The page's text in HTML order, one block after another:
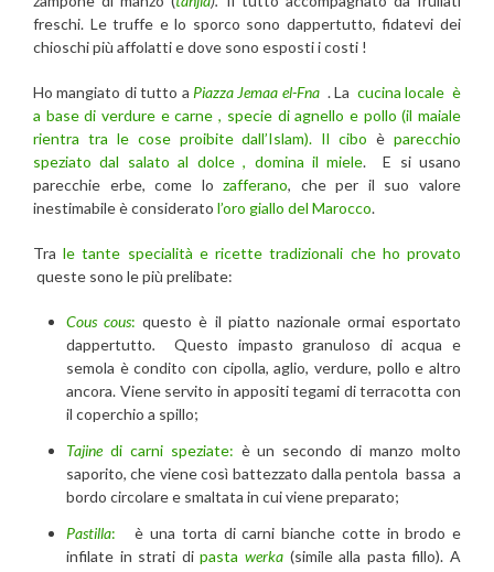
freschi. Le truffe e lo sporco sono dappertutto, fidatevi dei
chioschi più affolatti e dove sono esposti i costi !
Ho mangiato di tutto a Piazza Jemaa el-Fna . La cucina locale è
a base di verdure e carne , specie di agnello e pollo (il maiale
rientra tra le cose proibite dall’Islam). Il cibo èparecchio
speziato dal salato al dolce , domina il miele. E si usano
parecchie erbe, come lozafferano, che per il suo valore
inestimabile è considerato l’oro giallo del Marocco.
Trale tante specialità e ricette tradizionali che ho provato
queste sono le più prelibate:
Cous cous: questo è il piatto nazionale ormai esportato
dappertutto.Questo impasto granuloso di acqua e
semola è condito con cipolla, aglio, verdure, pollo e altro
ancora. Viene servito in appositi tegami di terracotta con
il coperchio a spillo;
Tajinedi carni speziate: è un secondo di manzo molto
saporito, che viene così battezzato dalla pentola bassa a
bordo circolare e smaltata in cui viene preparato;
Pastilla:è una torta di carni bianche cotte in brodo e
infilate in strati dipastawerka (simile alla pasta fillo). A